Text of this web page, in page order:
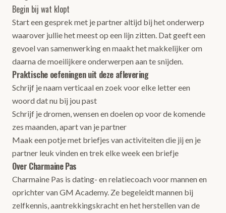
Begin bij wat klopt
Start een gesprek met je partner altijd bij het onderwerp
waarover jullie het meest op een lijn zitten. Dat geeft een
gevoel van samenwerking en maakt het makkelijker om
daarna de moeilijkere onderwerpen aan te snijden.
Praktische oefeningen uit deze aflevering
Schrijf je naam verticaal en zoek voor elke letter een
woord dat nu bij jou past
Schrijf je dromen, wensen en doelen op voor de komende
zes maanden, apart van je partner
Maak een potje met briefjes van activiteiten die jij en je
partner leuk vinden en trek elke week een briefje
Over Charmaine Pas
Charmaine Pas is dating- en relatiecoach voor mannen en
oprichter van GM Academy. Ze begeleidt mannen bij
zelfkennis, aantrekkingskracht en het herstellen van de